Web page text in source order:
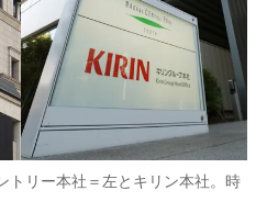
トリー本社＝左とキリン本社。時